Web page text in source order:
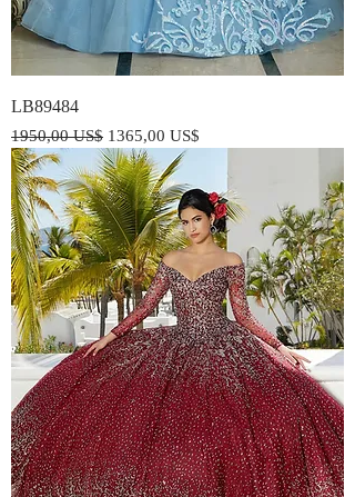
LB89484
Precio
1950,00 US$ Precio de oferta
1365,00 US$